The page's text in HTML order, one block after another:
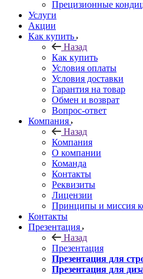
Прецизионные
Услуги
Акции
Как купить
Назад
Как купить
Условия оплаты
Условия доставки
Гарантия на товар
Обмен и возврат
Вопрос-ответ
Компания
Назад
Компания
О компании
Команда
Контакты
Реквизиты
Лицензии
Принципы и миссия
Контакты
Презентация
Назад
Презентация
Презентация для
Презентация для